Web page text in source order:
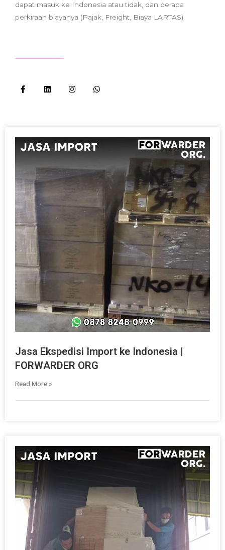
dapat masuk ke Indonesia atau tidak, dan berapa
perkiraan biayanya (Pajak, Freight, Biaya LARTAS).
Jasa Ekspedisi Import ke Indonesia |
FORWARDER ORG
Read More »